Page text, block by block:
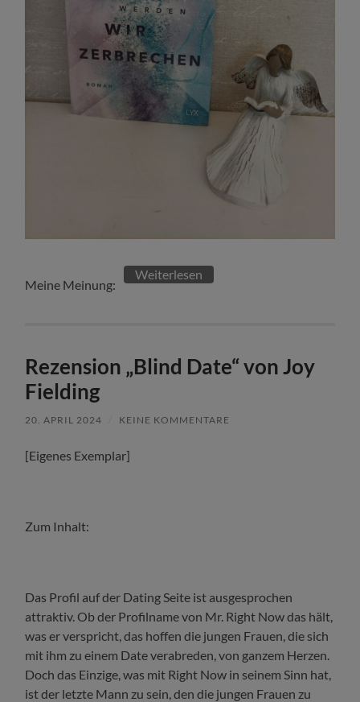
Meine Meinung:
Weiterlesen
Rezension „Blind Date“ von Joy
Fielding
20. APRIL 2024 KEINE KOMMENTARE
[Eigenes Exemplar]
Zum Inhalt:
Das Profil auf der Dating Seite ist ausgesprochen
attraktiv. Ob der Profilname von Mr. Right Now das hält,
was er verspricht, das hoffen die jungen Frauen, die sich
mit ihm zu einem Date verabreden, von ganzem Herzen.
Doch das Einzige, was mit Right Now in seinem Sinn hat,
ist der letzte Mann zu sein, den die jungen Frauen zu